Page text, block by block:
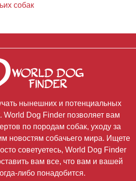
собак
нынешних и потенциальных
World Dog Finder позволяет вам
по породам собак, уходу за
новостям собачьего мира. Ищете
советуетесь, World Dog Finder
вам все, что вам и вашей
либо понадобится.